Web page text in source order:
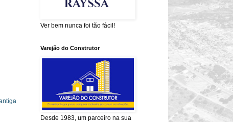
Ver bem nunca foi tão fácil!
Varejão do Construtor
Desde 1983, um parceiro na sua